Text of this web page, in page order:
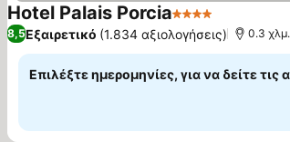
Hotel Palais Porcia4 ΑστέριαΕμφάνιση
8,5Εξαιρετικό (1.834 αξιολογήσεις) 0.3
Επιλέξτε ημερομηνίες, για να δείτε τις